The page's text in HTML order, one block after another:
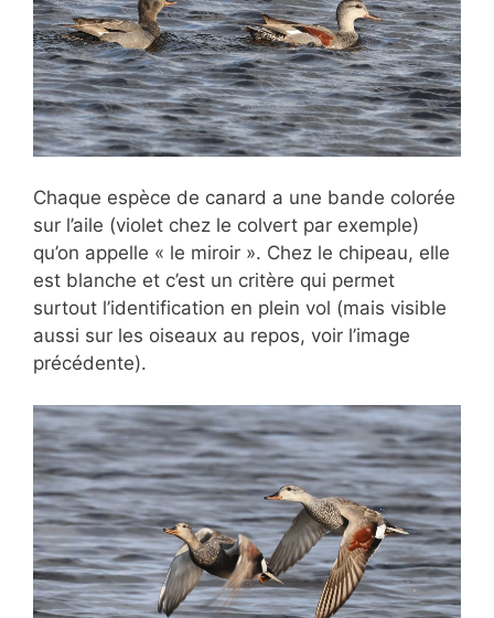
Chaque espèce de canard a une bande colorée
sur l’aile (violet chez le colvert par exemple)
qu’on appelle « le miroir ». Chez le chipeau, elle
est blanche et c’est un critère qui permet
surtout l’identification en plein vol (mais visible
aussi sur les oiseaux au repos, voir l’image
précédente).